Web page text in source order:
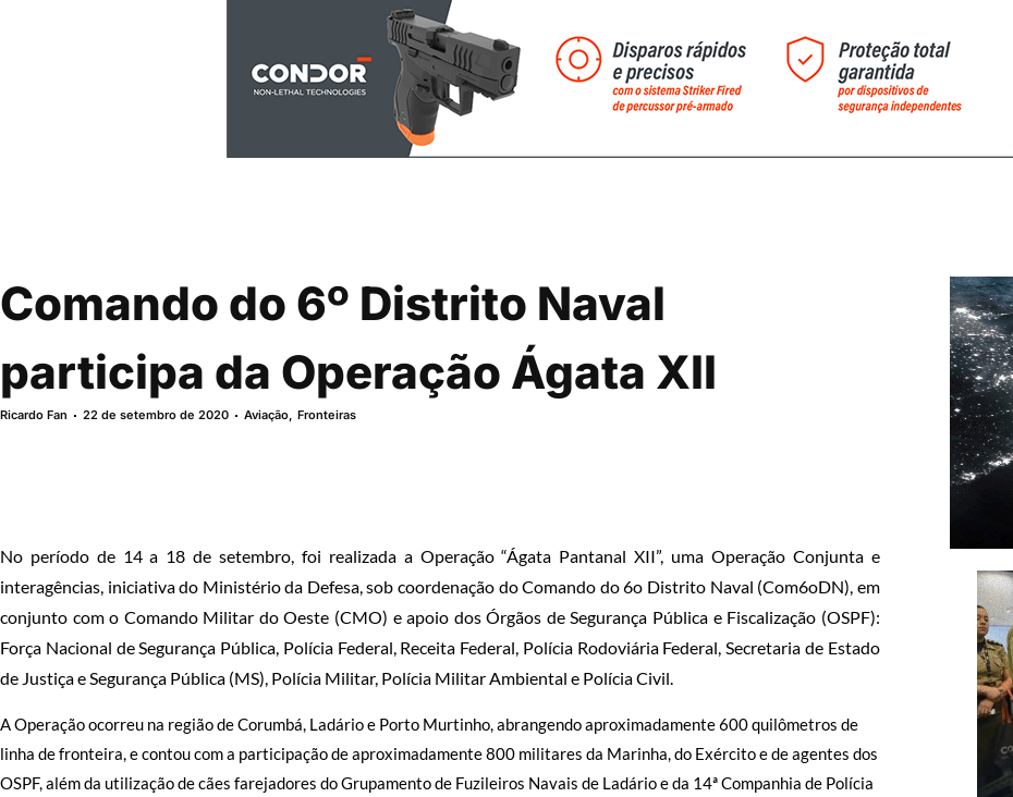
Comando do 6º Distrito Naval
participa da Operação Ágata XII
Ricardo Fan 22 de setembro de 2020 Aviação,Fronteiras
No período de 14 a 18 de setembro, foi realizada a Operação “Ágata Pantanal XII”, uma Operação Conjunta e
interagências, iniciativa do Ministério da Defesa, sob coordenação do Comando do 6o Distrito Naval (Com6oDN), em
conjunto com o Comando Militar do Oeste (CMO) e apoio dos Órgãos de Segurança Pública e Fiscalização (OSPF):
Força Nacional de Segurança Pública, Polícia Federal, Receita Federal, Polícia Rodoviária Federal, Secretaria de Estado
de Justiça e Segurança Pública (MS), Polícia Militar, Polícia Militar Ambiental e Polícia Civil.
A Operação ocorreu na região de Corumbá, Ladário e Porto Murtinho, abrangendo aproximadamente 600 quilômetros de
linha de fronteira, e contou com a participação de aproximadamente 800 militares da Marinha, do Exército e de agentes dos
OSPF, além da utilização de cães farejadores do Grupamento de Fuzileiros Navais de Ladário e da 14ª Companhia de Polícia